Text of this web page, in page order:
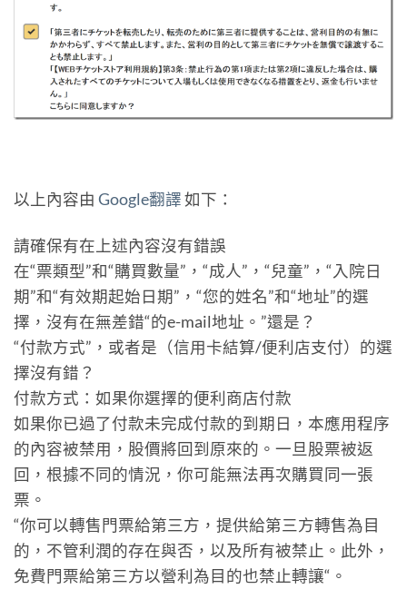
以上內容由 Google翻譯如下：
請確保有在上述內容沒有錯誤
在“票類型”和“購買數量”，“成人”，“兒童”，“入院日
期”和“有效期起始日期”，“您的姓名”和“地址”的選
擇，沒有在無差錯“的e-mail地址。”還是？
“付款方式”，或者是（信用卡結算/便利店支付）的選
擇沒有錯？
付款方式：如果你選擇的便利商店付款
如果你已過了付款未完成付款的到期日，本應用程序
的內容被禁用，股價將回到原來的。一旦股票被返
回，根據不同的情況，你可能無法再次購買同一張
票。
“你可以轉售門票給第三方，提供給第三方轉售為目
的，不管利潤的存在與否，以及所有被禁止。此外，
免費門票給第三方以營利為目的也禁止轉讓“。